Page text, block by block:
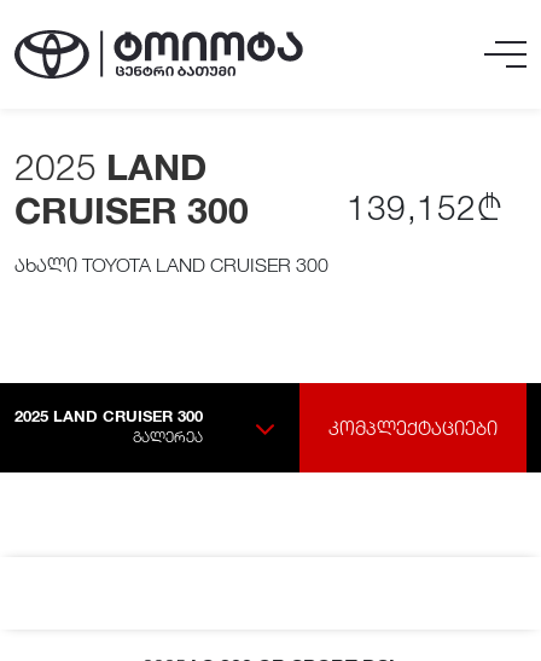
2025 LAND
CRUISER 300
ახალი TOYOTA LAND CRUISER 300
139,152₾
2025 LAND CRUISER 300
ᲒᲐᲚᲔᲠᲔᲐ
ᲙᲝᲛᲞᲚᲔᲥᲢᲐᲪᲘᲔᲑᲘ